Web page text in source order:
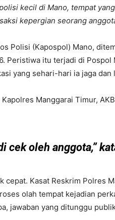
kecil di Mano, tempat
kepergian seorang
Polisi (Kapospol) Mano,
Peristiwa itu terjadi di Pospol
yang sehari-hari ia jaga dan
Manggarai Timur,
cek oleh anggota,”
cepat. Kasat Reskrim Polres
olah tempat kejadian
jawaban yang ditunggu